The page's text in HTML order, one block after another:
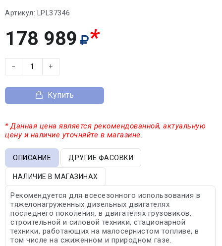
Артикул: LPL37346
178 989 *
− +
Купить
* Данная цена является рекомендованной, актуальную
цену и наличие уточняйте в магазине.
ОПИСАНИЕ ДРУГИЕ ФАСОВКИ
НАЛИЧИЕ В МАГАЗИНАХ
Рекомендуется для всесезонного использования в
тяжелонагруженных дизельных двигателях
последнего поколения, в двигателях грузовиков,
строительной и силовой техники, стационарной
техники, работающих на малосернистом топливе, в
том числе на сжиженном и природном газе.